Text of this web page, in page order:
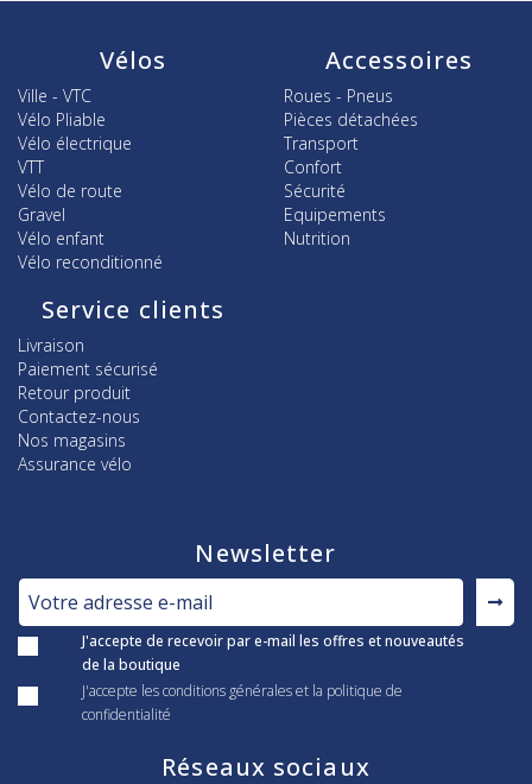
Vélos
Ville - VTC
Vélo Pliable
Vélo électrique
VTT
Vélo de route
Gravel
Vélo enfant
Vélo reconditionné
Accessoires
Roues - Pneus
Pièces détachées
Transport
Confort
Sécurité
Equipements
Nutrition
Service clients
Livraison
Paiement sécurisé
Retour produit
Contactez-nous
Nos magasins
Assurance vélo
Newsletter
J'accepte de recevoir par e-mail les offres et nouveautés
de la boutique
J'accepte les conditions générales et la politique de
confidentialité
Réseaux sociaux